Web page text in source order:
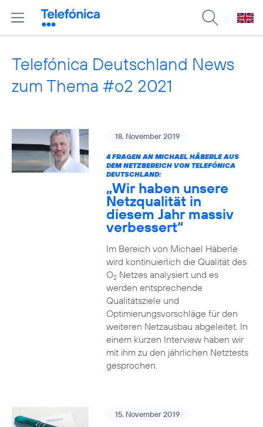
Telefónica Deutschland News
zum Thema #o2 2021
18. November 2019
4 FRAGEN AN MICHAEL HÄBERLE AUS
DEM NETZBEREICH VON TELEFÓNICA
DEUTSCHLAND:
„Wir haben unsere
Netzqualität in
diesem Jahr massiv
verbessert“
Im Bereich von Michael Häberle
wird kontinuierlich die Qualität des
O2Netzes analysiert und es
werden entsprechende
Qualitätsziele und
Optimierungsvorschläge für den
weiteren Netzausbau abgeleitet. In
einem kurzen Interview haben wir
mit ihm zu den jährlichen Netztests
gesprochen.
15. November 2019